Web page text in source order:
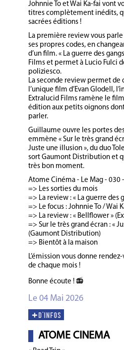
Johnnie To et Wai Ka-fai vont
titres complètement inédits,
sacrées éditions !
La première review vous parle
ses propres codes, en
d’un film. « La guerre des
Films et permet à Lucio Fulci
poliziesco.
La seconde review permet de
l’unique film d’Evan Glodell,
Extralucid Films ramène le
édition aux petits oignons
parler.
Guillaume ouvre les portes
emmène « Sur le très grand
Juste une illusion », du duo
sort Gaumont Distribution et
très bon moment.
Atome Cinéma - Le Mag - 030
=> Les sorties du mois
=> La review : « La guerre des
=> Le focus : Johnnie To / Wai
=> La review : « Bellflower »
=> Sur le très grand écran : «
(Gaumont Distribution)
=> Bientôt à la maison
L’émission vous donne
de chaque mois !
Bonne écoute ! 📻
Le 04 Mai 2026
ATOME CINEMA